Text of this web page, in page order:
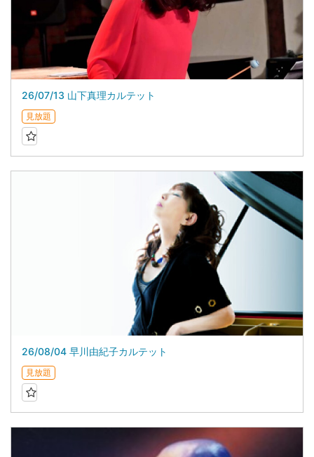
26/07/13 山下真理カルテット
見放題
26/08/04 早川由紀子カルテット
見放題